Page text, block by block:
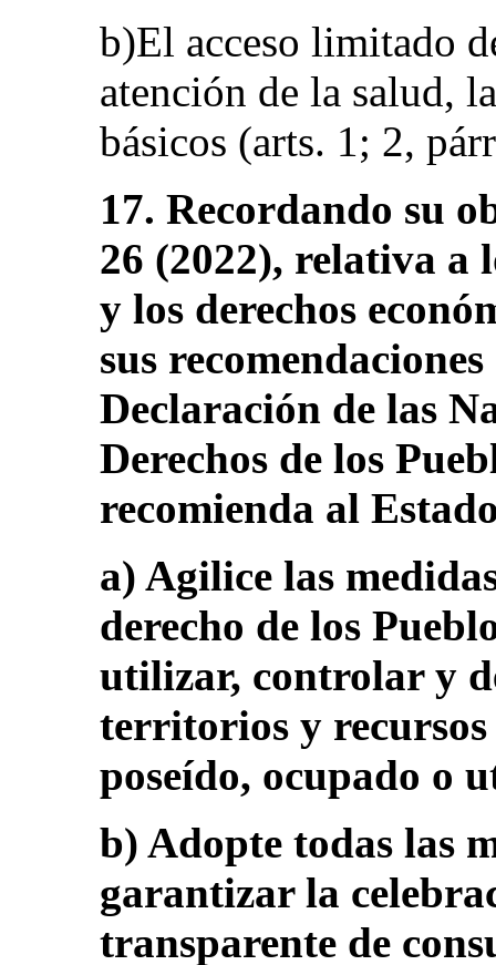
b)El acceso limitado
atención de la salud,
básicos (arts. 1; 2,
17. Recordando su
26 (2022), relativa a
y los derechos
sus
Declaración de las
Derechos de los
recomienda al
a) Agilice las
derecho de los
utilizar, controlar y
territorios y
poseído, ocupado o
b) Adopte todas las
garantizar la
transparente de